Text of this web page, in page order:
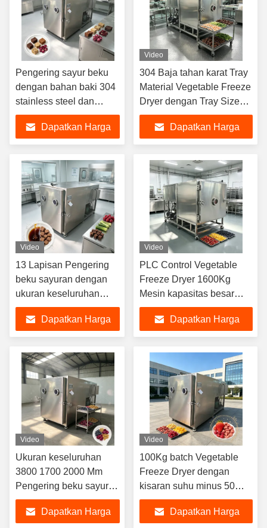
Pengering sayur beku
dengan bahan baki 304
stainless steel dan
kapasitas batch 100Kg
untuk komersial
Dapatkan Harga
Video
304 Baja tahan karat Tray
Material Vegetable Freeze
Dryer dengan Tray Size
1280 600 30mm dan 13
Lapisan Opsi yang dapat
disesuaikan
Dapatkan Harga
Video
13 Lapisan Pengering
beku sayuran dengan
ukuran keseluruhan
3800 1700 2000 mm
yang dirancang untuk
menjaga nutrisi dan rasa
sayuran
Dapatkan Harga
Video
PLC Control Vegetable
Freeze Dryer 1600Kg
Mesin kapasitas besar
Ideal untuk proses
konservasi sayuran
komersial
Dapatkan Harga
Video
Ukuran keseluruhan
3800 1700 2000 Mm
Pengering beku sayuran
dengan sistem
Pendingin Udara
Dapatkan Harga
Video
100Kg batch Vegetable
Freeze Dryer dengan
kisaran suhu minus 50
plus 50 derajat Celcius
dan Dua tahap Rotary
Dapatkan Harga